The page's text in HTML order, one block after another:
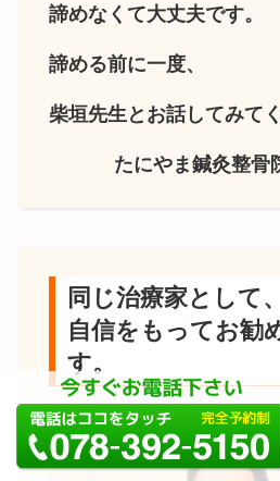
諦めなくて大丈夫です。
諦める前に一度、
柴垣先生とお話してみて
たにやま鍼灸整骨
同じ治療家として
自信をもってお勧
す。